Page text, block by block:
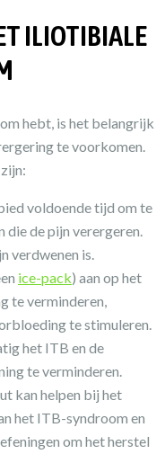
ILIOTIBIALE
hebt, is het belangrijk
te voorkomen.
voldoende tijd om te
de pijn verergeren.
verdwenen is.
ice-pack) aan op het
te verminderen,
te stimuleren.
het ITB en de
te verminderen.
kan helpen bij het
het ITB-syndroom en
om het herstel